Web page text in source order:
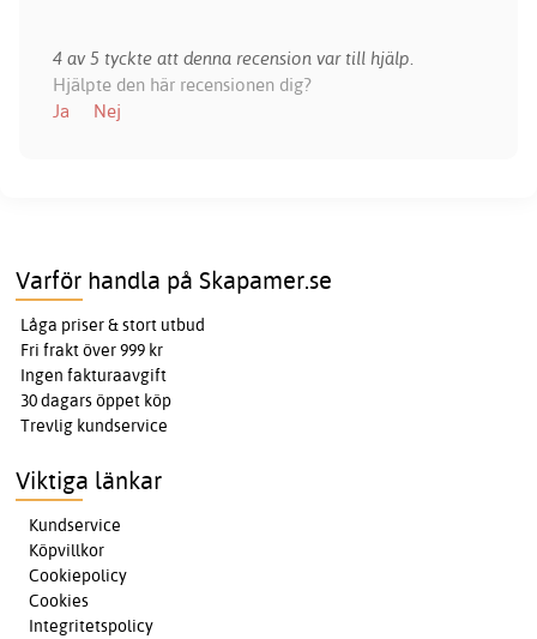
4 av 5 tyckte att denna recension var till hjälp.
Hjälpte den här recensionen dig?
Ja
Nej
Varför handla på Skapamer.se
Låga priser & stort utbud
Fri frakt över 999 kr
Ingen fakturaavgift
30 dagars öppet köp
Trevlig kundservice
Viktiga länkar
Kundservice
Köpvillkor
Cookiepolicy
Cookies
Integritetspolicy